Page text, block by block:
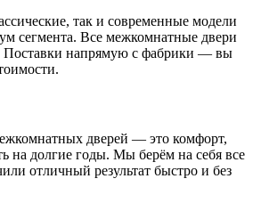
так и современные модели
сегмента. Все межкомнатные двери
Поставки напрямую с фабрики — вы
дверей — это комфорт,
на долгие годы. Мы берём на себя все
отличный результат быстро и без